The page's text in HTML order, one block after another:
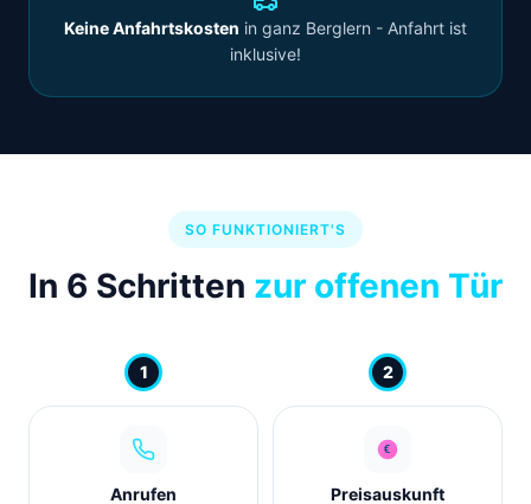
Keine Anfahrtskosten in ganz Berglern - Anfahrt ist
inklusive!
SO FUNKTIONIERT'S
In 6 Schritten zur offenen Tür
1
Anrufen
2
Preisauskunft